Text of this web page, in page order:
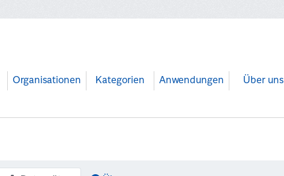
Organisationen Kategorien Anwendungen Über uns